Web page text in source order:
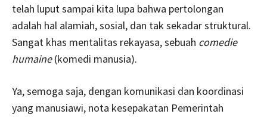
telah luput sampai kita lupa bahwa pertolongan
adalah hal alamiah, sosial, dan tak sekadar struktural.
Sangat khas mentalitas rekayasa, sebuah comedie
humaine(komedi manusia).
Ya, semoga saja, dengan komunikasi dan koordinasi
yang manusiawi, nota kesepakatan Pemerintah